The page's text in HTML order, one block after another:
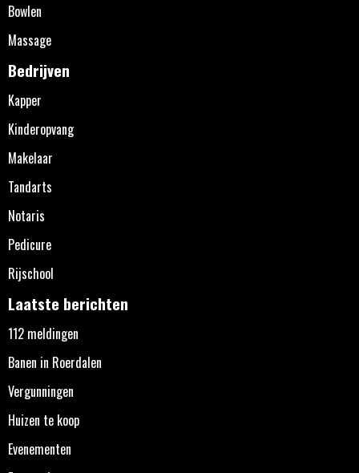
Bowlen
Massage
Bedrijven
Kapper
Kinderopvang
Makelaar
Tandarts
Notaris
Pedicure
Rijschool
Laatste berichten
112 meldingen
Banen in Roerdalen
Vergunningen
Huizen te koop
Evenementen